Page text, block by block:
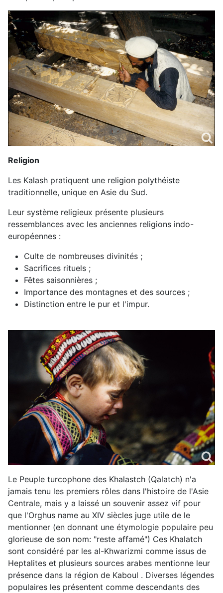
Religion
Les Kalash pratiquent une religion polythéiste
traditionnelle, unique en Asie du Sud.
Leur système religieux présente plusieurs
ressemblances avec les anciennes religions indo-
européennes :
Culte de nombreuses divinités ;
Sacrifices rituels ;
Fêtes saisonnières ;
Importance des montagnes et des sources ;
Distinction entre le pur et l'impur.
Le Peuple turcophone des Khalastch (Qalatch) n'a
jamais tenu les premiers rôles dans l'histoire de l'Asie
Centrale, mais y a laissé un souvenir assez vif pour
que l'Orghus name au XIV siècles juge utile de le
mentionner (en donnant une étymologie populaire peu
glorieuse de son nom: "reste affamé") Ces Khalatch
sont considéré par les al-Khwarizmi comme issus de
Heptalites et plusieurs sources arabes mentionne leur
présence dans la région de Kaboul . Diverses légendes
populaires les présentent comme descendants des